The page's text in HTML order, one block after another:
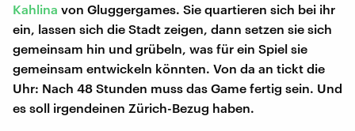
Kahlina von Gluggergames. Sie quartieren sich bei ihr
ein, lassen sich die Stadt zeigen, dann setzen sie sich
gemeinsam hin und grübeln, was für ein Spiel sie
gemeinsam entwickeln könnten. Von da an tickt die
Uhr: Nach 48 Stunden muss das Game fertig sein. Und
es soll irgendeinen Zürich-Bezug haben.